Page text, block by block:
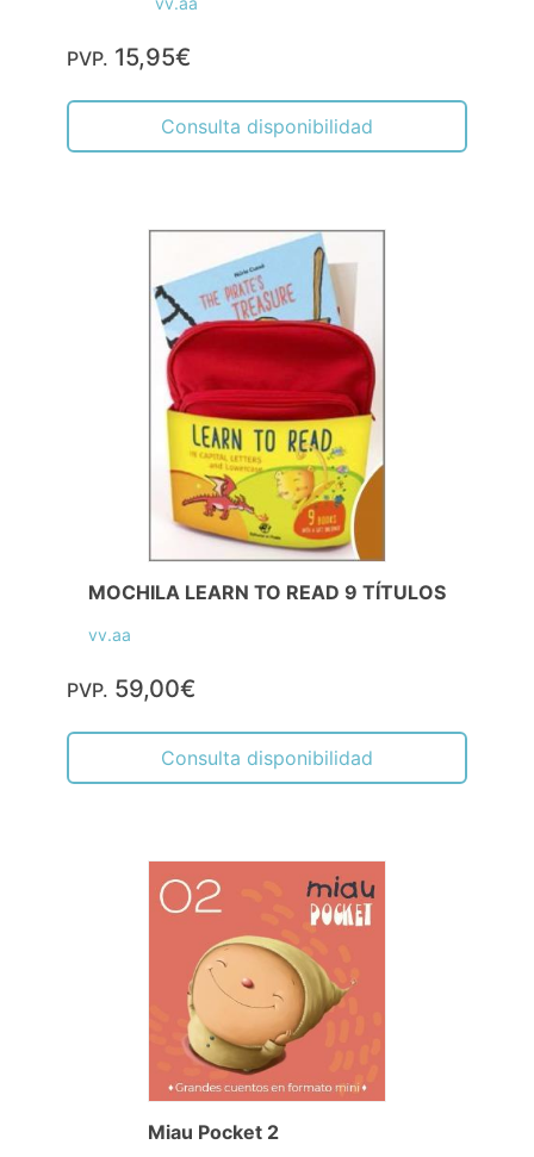
PVP. 15,95€
Consulta disponibilidad
MOCHILA LEARN TO READ 9 TÍTULOS
vv.aa
PVP. 59,00€
Consulta disponibilidad
Miau Pocket 2